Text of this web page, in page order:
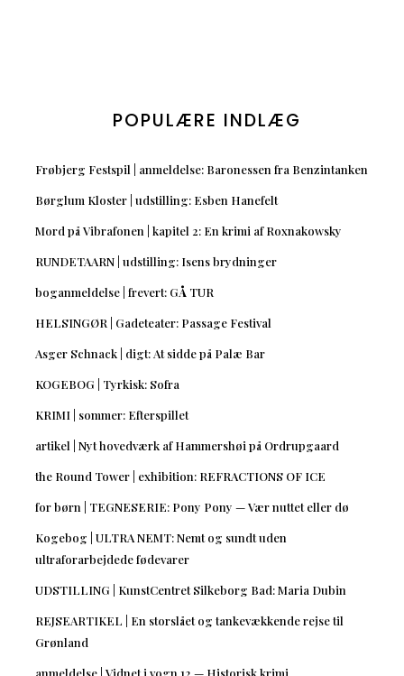
POPULÆRE INDLÆG
Frøbjerg Festspil | anmeldelse: Baronessen fra Benzintanken
Børglum Kloster | udstilling: Esben Hanefelt
Mord på Vibrafonen | kapitel 2: En krimi af Roxnakowsky
RUNDETAARN | udstilling: Isens brydninger
boganmeldelse | frevert: GÅ TUR
HELSINGØR | Gadeteater: Passage Festival
Asger Schnack | digt: At sidde på Palæ Bar
KOGEBOG | Tyrkisk: Sofra
KRIMI | sommer: Efterspillet
artikel | Nyt hovedværk af Hammershøi på Ordrupgaard
the Round Tower | exhibition: REFRACTIONS OF ICE
for børn | TEGNESERIE: Pony Pony — Vær nuttet eller dø
Kogebog | ULTRA NEMT: Nemt og sundt uden
ultraforarbejdede fødevarer
UDSTILLING | KunstCentret Silkeborg Bad: Maria Dubin
REJSEARTIKEL | En storslået og tankevækkende rejse til
Grønland
anmeldelse | Vidnet i vogn 12 — Historisk krimi